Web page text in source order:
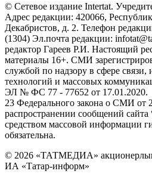
© Сетевое издание Intertat.
Адрес редакции: 420066,
Декабристов, д. 2. Телефон
(1304) Эл.почта редакции:
редактор Гареев Р.И. Настоящий
материалы 16+. СМИ
службой по надзору в сфере
технологий и массовых
ЭЛ № ФС 77 - 77652 от 17.01.2020.
23 Федерального закона о СМИ от
распространении сообщений сайта
средством массовой информации
обязательна.
© 2026 «ТАТМЕДИА»
ИА «Татар-информ»